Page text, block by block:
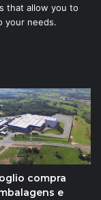
that allow you to
your needs.
compra
e